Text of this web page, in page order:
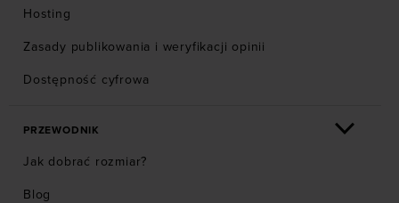
Hosting
Zasady publikowania i weryfikacji opinii
Dostępność cyfrowa
PRZEWODNIK
Jak dobrać rozmiar?
Blog